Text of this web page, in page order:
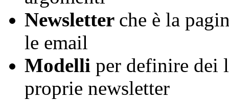
Newsletter che è la
le email
Modelli per definire dei
proprie newsletter